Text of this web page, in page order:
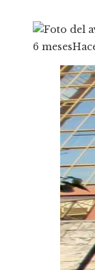
6 meses